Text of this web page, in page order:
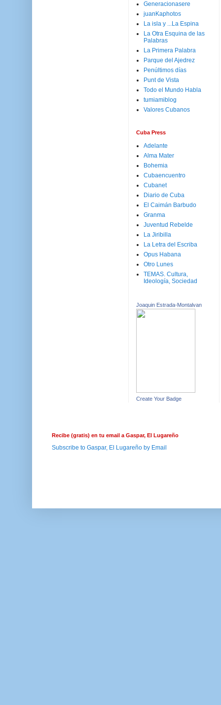
Generacionasere
juanKaphotos
La isla y ...La Espina
La Otra Esquina de las
Palabras
La Primera Palabra
Parque del Ajedrez
Penúltimos días
Punt de Vista
Todo el Mundo Habla
tumiamiblog
Valores Cubanos
Cuba Press
Adelante
Alma Mater
Bohemia
Cubaencuentro
Cubanet
Diario de Cuba
El Caimán Barbudo
Granma
Juventud Rebelde
La Jiribilla
La Letra del Escriba
Opus Habana
Otro Lunes
TEMAS. Cultura,
Ideología, Sociedad
Joaquin Estrada-Montalvan
Create Your Badge
Recibe (gratis) en tu email a Gaspar, El Lugareño
Subscribe to Gaspar, El Lugareño by Email